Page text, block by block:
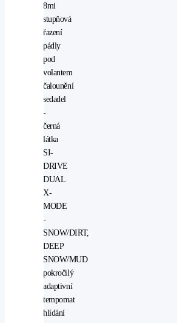
8mi
stupňová
řazení
pádly
pod
volantem
čalounění
sedadel
-
černá
látka
SI-
DRIVE
DUAL
X-
MODE
-
SNOW/DIRT,
DEEP
SNOW/MUD
pokročilý
adaptivní
tempomat
hlídání